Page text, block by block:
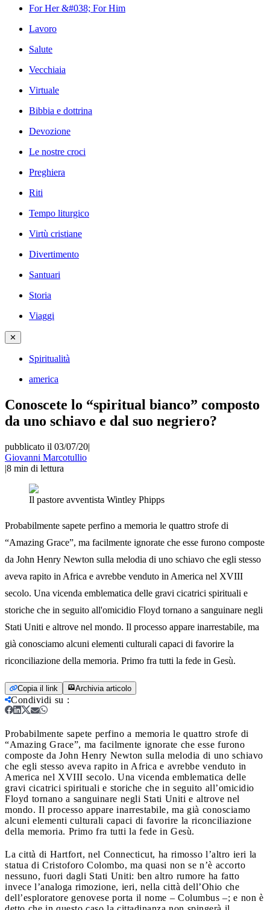
For Her &#038; For Him
Lavoro
Salute
Vecchiaia
Virtuale
Bibbia e dottrina
Devozione
Le nostre croci
Preghiera
Riti
Tempo liturgico
Virtù cristiane
Divertimento
Santuari
Storia
Viaggi
✕
Spiritualità
america
Conoscete lo “spiritual bianco” composto
da uno schiavo e dal suo negriero?
pubblicato il 03/07/20|
Giovanni Marcotullio
|8 min di lettura
Il pastore avventista Wintley Phipps
Probabilmente sapete perfino a memoria le quattro strofe di
“Amazing Grace”, ma facilmente ignorate che esse furono composte
da John Henry Newton sulla melodia di uno schiavo che egli stesso
aveva rapito in Africa e avrebbe venduto in America nel XVIII
secolo. Una vicenda emblematica delle gravi cicatrici spirituali e
storiche che in seguito all'omicidio Floyd tornano a sanguinare negli
Stati Uniti e altrove nel mondo. Il processo appare inarrestabile, ma
già conosciamo alcuni elementi culturali capaci di favorire la
riconciliazione della memoria. Primo fra tutti la fede in Gesù.
Copia il link Archivia articolo
Condividi su :
Probabilmente sapete perfino a memoria le quattro strofe di
“Amazing Grace”, ma facilmente ignorate che esse furono
composte da John Henry Newton sulla melodia di uno schiavo
che egli stesso aveva rapito in Africa e avrebbe venduto in
America nel XVIII secolo. Una vicenda emblematica delle
gravi cicatrici spirituali e storiche che in seguito all’omicidio
Floyd tornano a sanguinare negli Stati Uniti e altrove nel
mondo. Il processo appare inarrestabile, ma già conosciamo
alcuni elementi culturali capaci di favorire la riconciliazione
della memoria. Primo fra tutti la fede in Gesù.
La città di Hartfort, nel Connecticut, ha rimosso l’altro ieri la
statua di Cristoforo Colombo, ma quasi non se n’è accorto
nessuno, fuori dagli Stati Uniti: ben altro rumore ha fatto
invece l’analoga rimozione, ieri, nella città dell’Ohio che
dell’esploratore genovese porta il nome – Columbus –; e non è